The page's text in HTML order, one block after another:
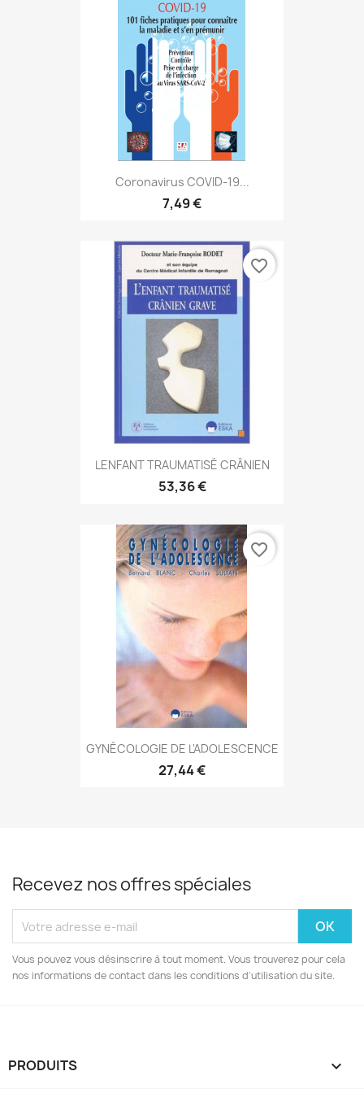
Coronavirus COVID-19...
7,49 €
LENFANT TRAUMATISÉ CRÂNIEN
53,36 €
favorite_border
GYNÉCOLOGIE DE L'ADOLESCENCE
27,44 €
favorite_border
Recevez nos offres spéciales
Vous pouvez vous désinscrire à tout moment. Vous trouverez pour cela
nos informations de contact dans les conditions d'utilisation du site.
PRODUITS 